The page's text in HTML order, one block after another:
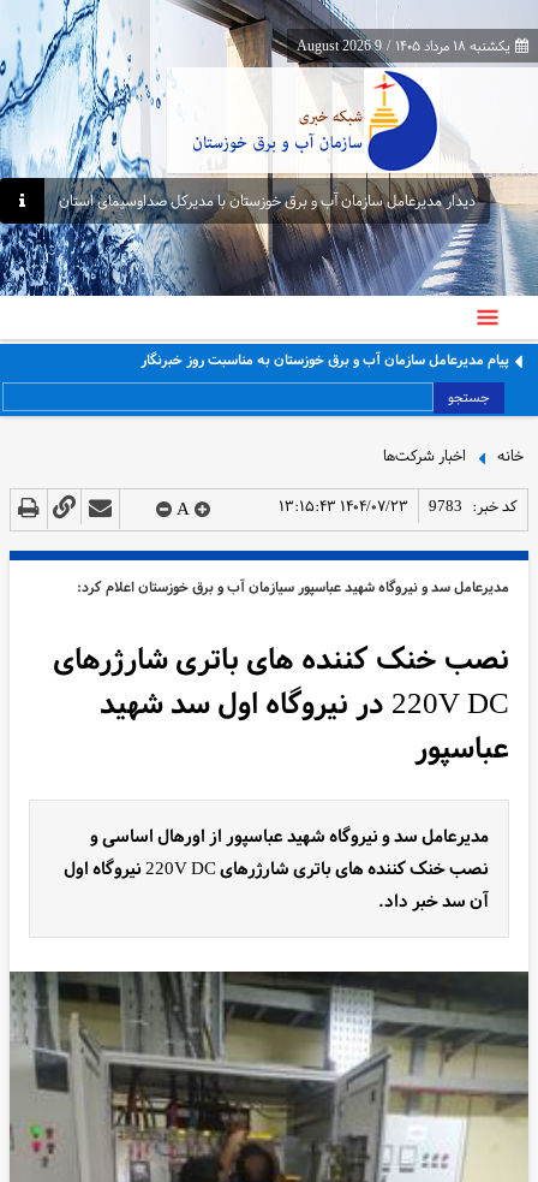
یکشنبه ۱۸ مرداد ۱۴۰۵ /
9 August 2026
دیدار مدیرعامل سازمان آب و برق خوزستان با مدیرکل صداوسیمای استان
پیام مدیرعامل سازمان آب و برق خوزستان به مناسبت روز خبرنگار
جستجو
خانه اخبار شرکت‌ها
کد خبر: 9783 ۱۴۰۴/۰۷/۲۳ ۱۳:۱۵:۴۳ A
مدیرعامل سد و نیروگاه شهید عباسپور سیازمان آب و برق خوزستان اعلام کرد:
نصب خنک کننده های باتری شارژرهای
220V DC در نیروگاه اول سد شهید
عباسپور
مدیرعامل سد و نیروگاه شهید عباسپور از اورهال اساسی و
نصب خنک کننده های باتری شارژرهای 220V DC نیروگاه اول
آن سد خبر داد.